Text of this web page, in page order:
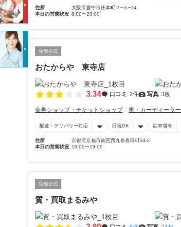
住所
大阪府豊中市庄本町２−５−14
本日の営業状況 8:00〜20:00
店舗公式
おたからや 東寺店
3.34 口コミ 2件 写真 3枚
金券ショップ・チケットショップ 車・カーディーラー
配達・デリバリー対応 日祝OK 駐車場有
住所
京都府京都市南区西九条春日町34-2
本日の営業状況 10:00〜19:00
店舗公式
質・買取まるみや